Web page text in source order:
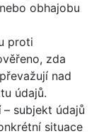
obhajobu
proti
zda
nad
údajů.
– subjekt údajů
situace